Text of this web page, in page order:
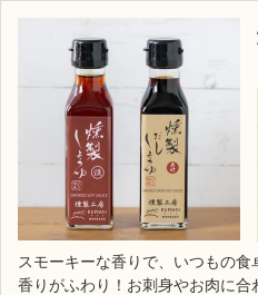
スモーキーな香りで、いつもの
香りがふわり！お刺身やお肉に合